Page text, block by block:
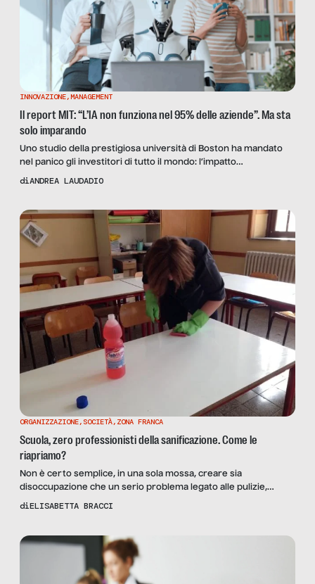
INNOVAZIONE,MANAGEMENT
Il report MIT: “L’IA non funziona nel 95% delle aziende”. Ma sta
solo imparando
Uno studio della prestigiosa università di Boston ha mandato
nel panico gli investitori di tutto il mondo: l’impatto
dell’intelligenza artificiale sul lavoro sarebbe sovrastimato. Ma
diANDREA LAUDADIO
ORGANIZZAZIONE, SOCIETÀ, ZONA FRANCA
Scuola, zero professionisti della sanificazione. Come le
riapriamo?
Non è certo semplice, in una sola mossa, creare sia
disoccupazione che un serio problema legato alle pulizie,
l’igiene e la sanificazione dei plessi scolastici. Eppure, eccoci
(circa 3.000 esuberi), ma la […]
diELISABETTA BRACCI